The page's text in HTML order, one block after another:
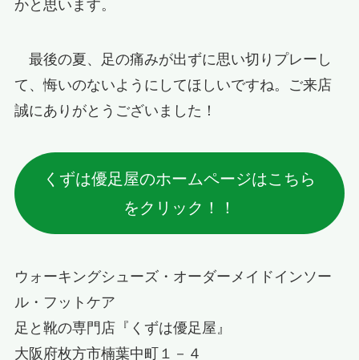
かと思います。
最後の夏、足の痛みが出ずに思い切りプレーし
て、悔いのないようにしてほしいですね。ご来店
誠にありがとうございました！
くずは優足屋のホームページはこちら
をクリック！！
ウォーキングシューズ・オーダーメイドインソー
ル・フットケア
足と靴の専門店『くずは優足屋』
大阪府枚方市楠葉中町１－４